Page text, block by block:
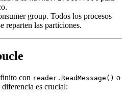
group. Todos los procesos
reparten las particiones.
con reader.ReadMessage() o
diferencia es crucial: